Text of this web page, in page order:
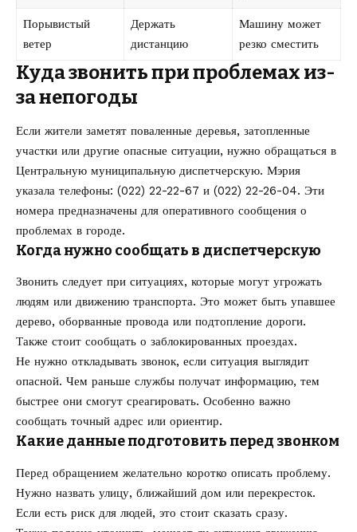
Порывистый
ветер
Держать
дистанцию
Машину может
резко сместить
Куда звонить при проблемах из-
за непогоды
Если жители заметят поваленные деревья, затопленные
участки или другие опасные ситуации, нужно обращаться в
Центральную муниципальную диспетчерскую. Мэрия
указала телефоны: (022) 22-22-67 и (022) 22-26-04. Эти
номера предназначены для оперативного сообщения о
проблемах в городе.
Когда нужно сообщать в диспетчерскую
Звонить следует при ситуациях, которые могут угрожать
людям или движению транспорта. Это может быть упавшее
дерево, оборванные провода или подтопление дороги.
Также стоит сообщать о заблокированных проездах.
Не нужно откладывать звонок, если ситуация выглядит
опасной. Чем раньше службы получат информацию, тем
быстрее они смогут среагировать. Особенно важно
сообщать точный адрес или ориентир.
Какие данные подготовить перед звонком
Перед обращением желательно коротко описать проблему.
Нужно назвать улицу, ближайший дом или перекресток.
Если есть риск для людей, это стоит сказать сразу.